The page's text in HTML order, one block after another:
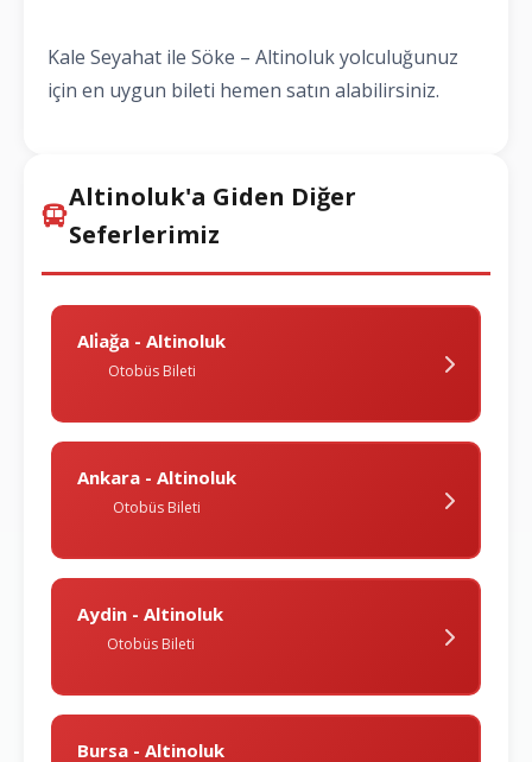
Kale Seyahat ile Söke – Altinoluk yolculuğunuz
için en uygun bileti hemen satın alabilirsiniz.
Altinoluk'a Giden Diğer
Seferlerimiz
Ali̇ağa - Altinoluk
Otobüs Bileti
Ankara - Altinoluk
Otobüs Bileti
Aydin - Altinoluk
Otobüs Bileti
Bursa - Altinoluk